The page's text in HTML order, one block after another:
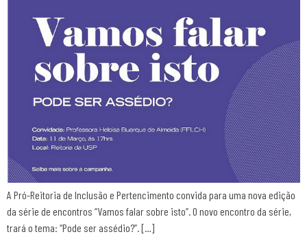
A Pró-Reitoria de Inclusão e Pertencimento convida para uma nova edição
da série de encontros “Vamos falar sobre isto”. O novo encontro da série,
trará o tema: “Pode ser assédio?”. […]